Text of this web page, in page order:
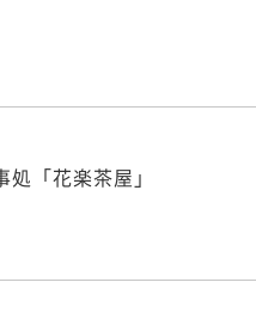
「花楽茶屋」